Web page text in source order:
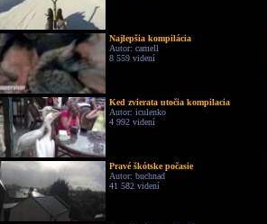
Najlepšia kompilácia
Autor: camell
8 559 videní
Ked zvierata utočia kompilacia
Autor: iculenko
4 992 videní
Pravé škótske počasie
Autor: buchnad
41 582 videní